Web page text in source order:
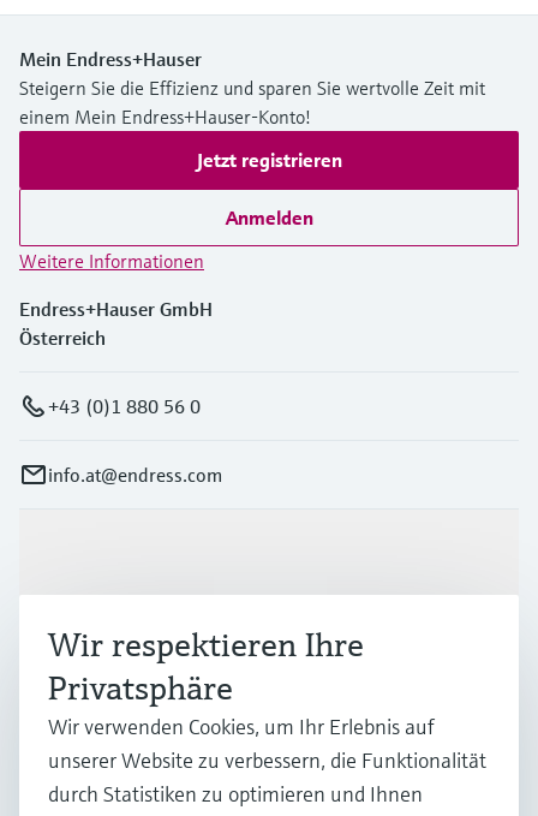
Mein Endress+Hauser
Steigern Sie die Effizienz und sparen Sie wertvolle Zeit mit
einem Mein Endress+Hauser-Konto!
Jetzt registrieren
Anmelden
Weitere Informationen
Endress+Hauser GmbH
Österreich
+43 (0)1 880 56 0
info.at@endress.com
Branchen
Support
Wir respektieren Ihre
Privatsphäre
Wir verwenden Cookies, um Ihr Erlebnis auf
unserer Website zu verbessern, die Funktionalität
durch Statistiken zu optimieren und Ihnen